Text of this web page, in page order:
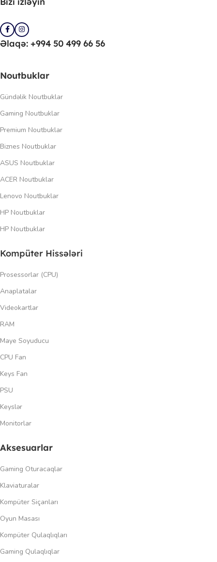
Əlaqə: +994 50 499 66 56
Noutbuklar
Gündəlik Noutbuklar
Gaming Noutbuklar
Premium Noutbuklar
Biznes Noutbuklar
ASUS Noutbuklar
ACER Noutbuklar
Lenovo Noutbuklar
HP Noutbuklar
HP Noutbuklar
Kompüter Hissələri
Prosessorlar (CPU)
Anaplatalar
Videokartlar
RAM
Maye Soyuducu
CPU Fan
Keys Fan
PSU
Keyslər
Monitorlar
Aksesuarlar
Gaming Oturacaqlar
Klaviaturalar
Kompüter Siçanları
Oyun Masası
Kompüter Qulaqlıqları
Gaming Qulaqlıqlar